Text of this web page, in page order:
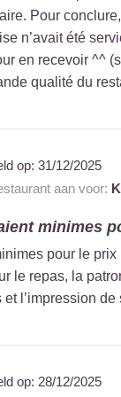
Pour
n’avait été
en recevoir ^^
qualité du
op: 31/12/2025
aan voor:
minimes
pour le
le repas, la
l’impression
op: 28/12/2025